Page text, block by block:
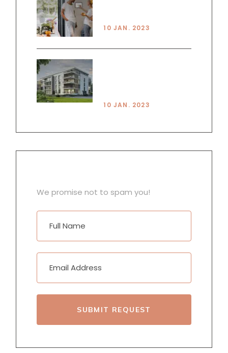
10 JAN. 2023
10 JAN. 2023
We promise not to spam you!
SUBMIT REQUEST